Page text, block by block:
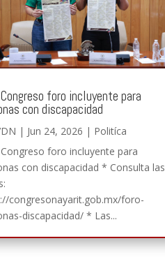
foro incluyente para
con discapacidad
| Jun 24, 2026 | Politíca
foro incluyente para
con discapacidad * Consulta las
congresonayarit.gob.mx/foro-
discapacidad/ * Las...